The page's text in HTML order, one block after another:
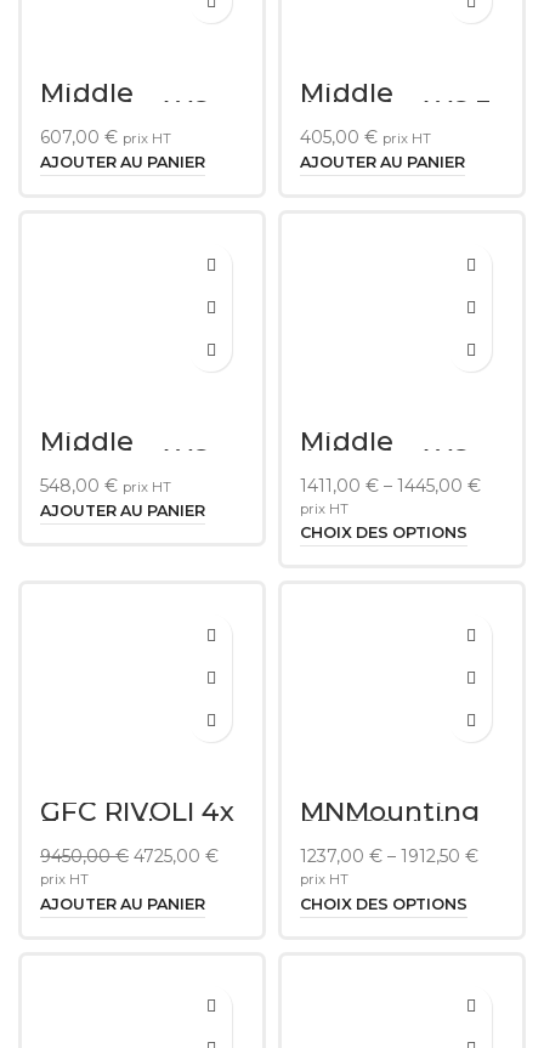
Middle
Atlantic AXS
16-40 Inch
Service Stand
Series
607,00 € prix HT
AJOUTER AU PANIER
Middle
Atlantic AXS 3-
10 Inch Service
Stand Series
405,00 € prix HT
AJOUTER AU PANIER
Middle
Atlantic AXS
10-22 Inch
Service Stand
Series
548,00 € prix HT
AJOUTER AU PANIER
Middle
Atlantic AXS
Series Rack
1411,00 € – 1445,00 €
prix HT
CHOIX DES OPTIONS
GFC RIVOLI 4x
Fauteuils
motorisés
DEMO
9450,00€ Le
initial
était :
4725,00 €Le
prix HT
AJOUTER AU PANIER
MNMounting
SR-600-42U
1237,00 € – 1912,50 €
prix HT
CHOIX DES OPTIONS